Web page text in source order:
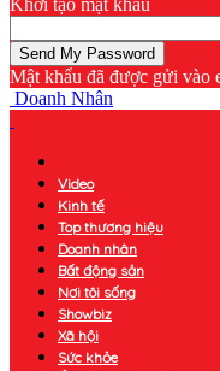
Khởi tạo mật khẩu
Mật khẩu đã được gửi vào
Doanh Nhân
Video
Kinh tế
Top thương hiệu
Doanh nhân
Bất động sản
Nơi tôi sống
Showbiz
Xã hội
Sức khỏe